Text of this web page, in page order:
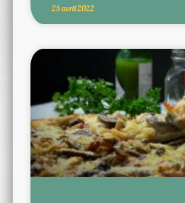
25 avril 2022